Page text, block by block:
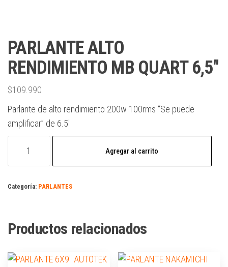
PARLANTE ALTO
RENDIMIENTO MB QUART 6,5″
$109.990
Parlante de alto rendimiento 200w 100rms “Se puede
amplificar” de 6.5″
Agregar al carrito
Categoría: PARLANTES
Productos relacionados